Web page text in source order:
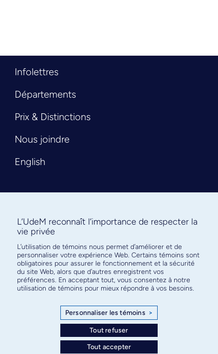
Infolettres
Départements
Prix & Distinctions
Nous joindre
English
Abonnez-vous à notre infolettre
pour connaître l’actualité facultaire
L’UdeM reconnaît l’importance de respecter la
vie privée
L’utilisation de témoins nous permet d’améliorer et de
personnaliser votre expérience Web. Certains témoins sont
obligatoires pour assurer le fonctionnement et la sécurité
du site Web, alors que d’autres enregistrent vos
préférences. En acceptant tout, vous consentez à notre
utilisation de témoins pour mieux répondre à vos besoins.
Personnaliser les témoins >
Tout refuser
Tout accepter